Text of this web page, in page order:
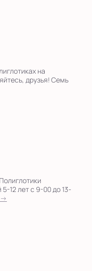
на
друзья! Семь
12 лет с 9-00 до 13-
→